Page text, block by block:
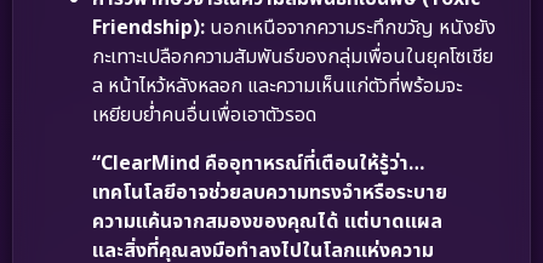
Friendship): นอกเหนือจากความระทึกขวัญ หนังยัง
กะเทาะเปลือกความสัมพันธ์ของกลุ่มเพื่อนในยุคโซเชีย
ล หน้าไหว้หลังหลอก และความเห็นแก่ตัวที่พร้อมจะ
เหยียบย่ำคนอื่นเพื่อเอาตัวรอด
“ClearMind คืออุทาหรณ์ที่เตือนให้รู้ว่า…
เทคโนโลยีอาจช่วยลบความทรงจำหรือระบาย
ความแค้นจากสมองของคุณได้ แต่บาดแผล
และสิ่งที่คุณลงมือทำลงไปในโลกแห่งความ